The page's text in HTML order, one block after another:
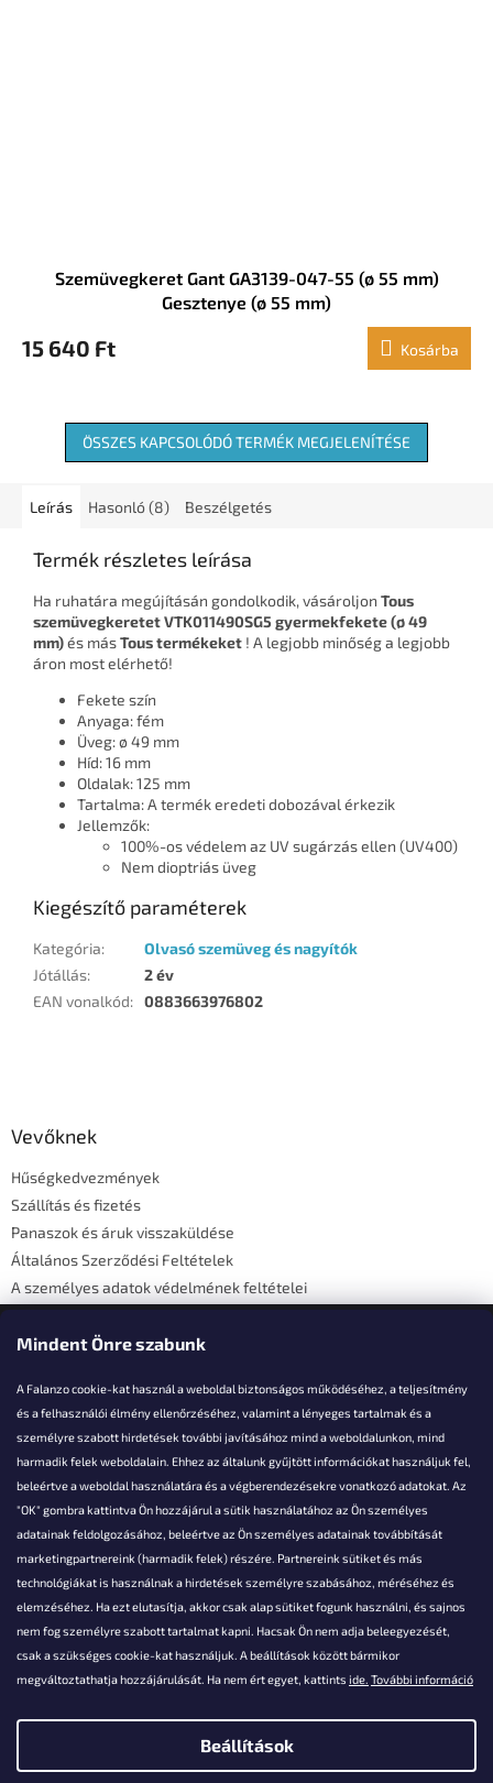
Mindent Önre szabunk
A Falanzo cookie-kat használ a weboldal biztonságos működéséhez, a teljesítmény
és a felhasználói élmény ellenőrzéséhez, valamint a lényeges tartalmak és a
személyre szabott hirdetések további javításához mind a weboldalunkon, mind
harmadik felek weboldalain. Ehhez az általunk gyűjtött információkat használjuk fel,
beleértve a weboldal használatára és a végberendezésekre vonatkozó adatokat. Az
"OK" gombra kattintva Ön hozzájárul a sütik használatához az Ön személyes
adatainak feldolgozásához, beleértve az Ön személyes adatainak továbbítását
marketingpartnereink (harmadik felek) részére. Partnereink sütiket és más
technológiákat is használnak a hirdetések személyre szabásához, méréséhez és
elemzéséhez. Ha ezt elutasítja, akkor csak alap sütiket fogunk használni, és sajnos
nem fog személyre szabott tartalmat kapni. Hacsak Ön nem adja beleegyezését,
csak a szükséges cookie-kat használjuk. A beállítások között bármikor
megváltoztathatja hozzájárulását. Ha nem ért egyet, kattints ide. További információ
Beállítások
Szemüvegkeret Gant GA3139-047-55 (ø 55 mm)
Gesztenye (ø 55 mm)
15 640 Ft Kosárba
ÖSSZES KAPCSOLÓDÓ TERMÉK MEGJELENÍTÉSE
Leírás Hasonló (8) Beszélgetés
Termék részletes leírása
Ha ruhatára megújításán gondolkodik, vásároljon Tous
szemüvegkeretet VTK011490SG5 gyermekfekete (ø 49
mm)és másTous termékeket ! A legjobb minőség a legjobb
áron most elérhető!
Fekete szín
Anyaga: fém
Üveg: ø 49 mm
Híd: 16 mm
Oldalak: 125 mm
Tartalma: A termék eredeti dobozával érkezik
Jellemzők:
100%-os védelem az UV sugárzás ellen (UV400)
Nem dioptriás üveg
Kiegészítő paraméterek
Kategória:
Olvasó szemüveg és nagyítók
Jótállás:
2 év
EAN vonalkód: 0883663976802
Vevőknek
Hűségkedvezmények
Szállítás és fizetés
Panaszok és áruk visszaküldése
Általános Szerződési Feltételek
A személyes adatok védelmének feltételei
Elérhetőségi adatok
Akarsz kérdezni valamit?
info@falanzo.hu